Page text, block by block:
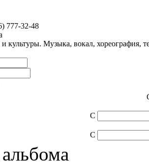
777-32-48
культуры. Музыка, вокал, хореография,
С
С